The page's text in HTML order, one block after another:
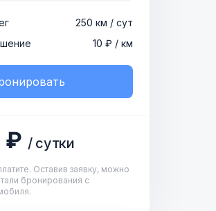
250 км / сут
10 ₽ / км
₽ / сутки
Оставив заявку, можно
бронирования с